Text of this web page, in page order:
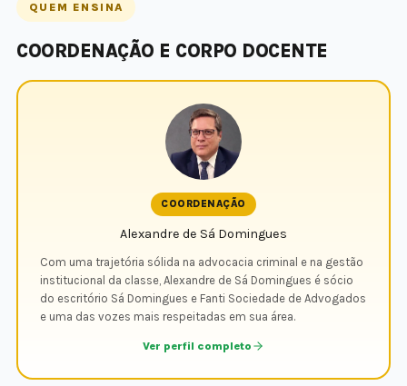
QUEM ENSINA
COORDENAÇÃO E CORPO DOCENTE
COORDENAÇÃO
Alexandre de Sá Domingues
Com uma trajetória sólida na advocacia criminal e na gestão
institucional da classe, Alexandre de Sá Domingues é sócio
do escritório Sá Domingues e Fanti Sociedade de Advogados
e uma das vozes mais respeitadas em sua área.
Ver perfil completo